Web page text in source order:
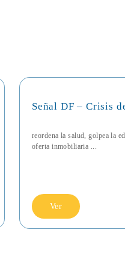
Señal DF – Crisis
reordena la salud, golpea la
oferta inmobiliaria ...
Ver